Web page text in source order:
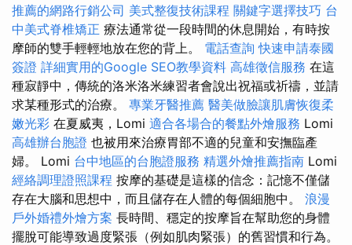
推薦的網路行銷公司 美式整復技術課程 關鍵字選擇技巧 台
中美式脊椎矯正 療法通常從一段時間的休息開始，有時按
摩師的雙手輕輕地放在您的背上。 電話查詢 快速申請泰國
簽證 詳細實用的Google SEO教學資料 高雄徵信服務 在這
種寂靜中，傳統的洛米洛米練習者會說出祝福或祈禱，並請
求某種形式的治療。 專業牙醫推薦 醫美做臉讓肌膚恢復柔
嫩光彩 在夏威夷，Lomi 適合各場合的餐點外燴服務 Lomi
高雄辦台胞證 也被用來治療胃部不適的兒童和安撫臨產
婦。 Lomi 台中地區的台胞證服務 精選外燴推薦指南 Lomi
經絡調理證照課程 按摩的基礎是這樣的信念：記憶不僅儲
存在大腦和思想中，而且儲存在人體的每個細胞中。 浪漫
戶外婚禮外燴方案 長時間、穩定的按摩旨在幫助您的身體
擺脫可能導致過度緊張（例如肌肉緊張）的舊習慣和行為。